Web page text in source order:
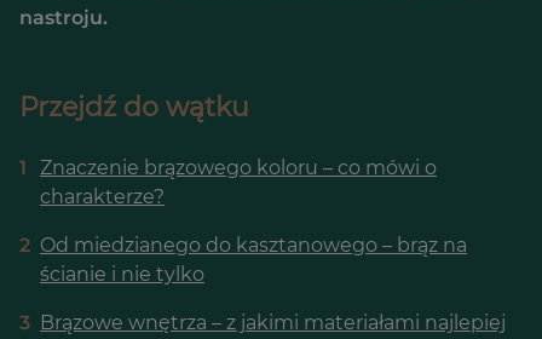
nastroju.
Przejdź do wątku
1
Znaczenie brązowego koloru – co mówi o
charakterze?
2 Od miedzianego do kasztanowego – brąz na
ścianie i nie tylko
3 Brązowe wnętrza – z jakimi materiałami najlepiej